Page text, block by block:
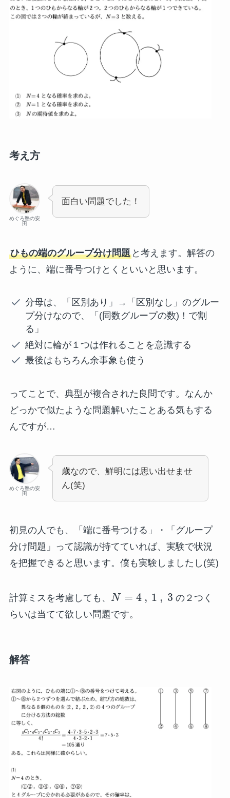
考え方
めぐろ塾の安
田
面白い問題でした！
ひもの端のグループ分け問題と考えます。解答の
ように、端に番号つけとくといいと思います。
分母は、「区別あり」→「区別なし」のグルー
プ分けなので、「(同数グループの数)！で割
る」
絶対に輪が１つは作れることを意識する
最後はもちろん余事象も使う
ってことで、典型が複合された良問です。なんか
どっかで似たような問題解いたことある気もする
んですが…
めぐろ塾の安
田
歳なので、鮮明には思い出せませ
ん(笑)
初見の人でも、「端に番号つける」・「グループ
分け問題」って認識が持てていれば、実験で状況
を把握できると思います。僕も実験しましたし(笑)
計算ミスを考慮しても、 N = 4 , 1 , 3 の２つく
らいは当てて欲しい問題です。
解答